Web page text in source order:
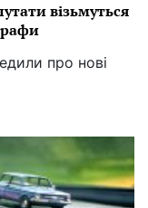
візьмуться
про нові